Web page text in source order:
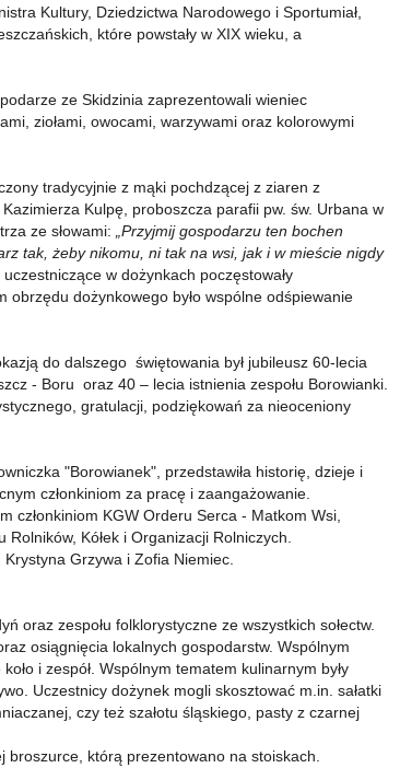
Kultury, Dziedzictwa Narodowego i Sportumiał,
które powstały w XIX wieku, a
ze Skidzinia zaprezentowali wieniec
ziołami, owocami, warzywami oraz kolorowymi
tradycyjnie z mąki pochdzącej z ziaren z
Kulpę, proboszcza parafii pw. św. Urbana w
ze słowami:
„Przyjmij gospodarzu ten bochen
tak, żeby nikomu, ni tak na wsi, jak i w mieście nigdy
w dożynkach poczęstowały
dożynkowego było wspólne odśpiewanie
do dalszego świętowania był jubileusz 60-lecia
- Boru oraz 40 – lecia istnienia zespołu Borowianki.
gratulacji, podziękowań za nieoceniony
"Borowianek", przedstawiła historię, dzieje i
członkiniom za pracę i zaangażowanie.
członkiniom KGW Orderu Serca - Matkom Wsi,
Kółek i Organizacji Rolniczych.
Grzywa i Zofia Niemiec.
oraz zespołu folklorystyczne ze wszystkich sołectw.
osiągnięcia lokalnych gospodarstw. Wspólnym
i zespół. Wspólnym tematem kulinarnym były
Uczestnicy dożynek mogli skosztować m.in. sałatki
czy też szałotu śląskiego, pasty z czarnej
którą prezentowano na stoiskach.